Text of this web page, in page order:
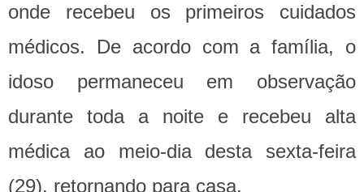
onde recebeu os primeiros cuidados
médicos. De acordo com a família, o
idoso permaneceu em observação
durante toda a noite e recebeu alta
médica ao meio-dia desta sexta-feira
(29), retornando para casa.